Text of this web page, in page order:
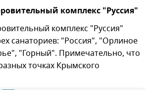
комплекс "Руссия"
комплекс "Руссия"
санаториев: "Россия", "Орлиное
"Горный". Примечательно, что
точках Крымского